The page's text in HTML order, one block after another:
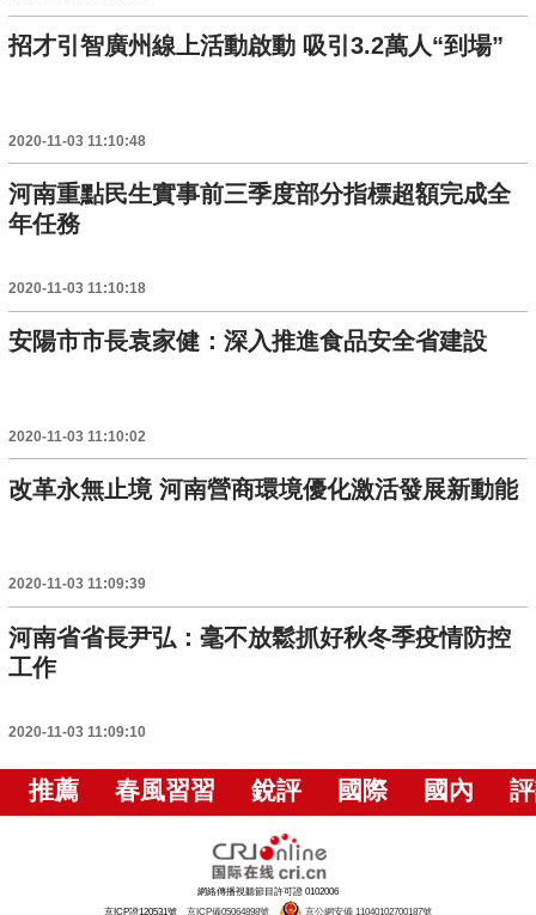
招才引智廣州線上活動啟動 吸引3.2萬人“到場”
2020-11-03 11:10:48
河南重點民生實事前三季度部分指標超額完成全
年任務
2020-11-03 11:10:18
安陽市市長袁家健：深入推進食品安全省建設
2020-11-03 11:10:02
改革永無止境 河南營商環境優化激活發展新動能
2020-11-03 11:09:39
河南省省長尹弘：毫不放鬆抓好秋冬季疫情防控
工作
2020-11-03 11:09:10
推薦 春風習習 銳評 國際 國內
網絡傳播視聽節目許可證 0102006
京ICP證120531號 京ICP備05064898號 京公網安備 11040102700187號